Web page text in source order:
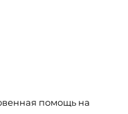
помощь на